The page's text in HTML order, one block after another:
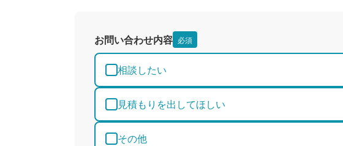
お問い合わせ内容 必須
相談したい
見積もりを出してほしい
その他